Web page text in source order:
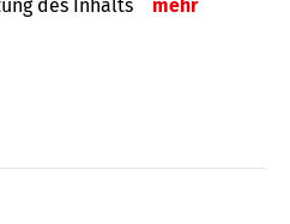
des Inhalts mehr